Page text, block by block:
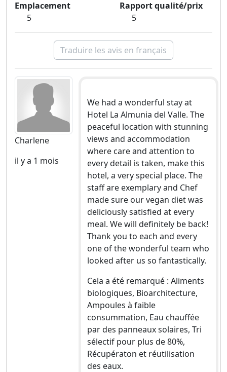
Emplacement
5
Rapport qualité/prix
5
Traduire les avis en français
Charlene
il y a 1 mois
We had a wonderful stay at
Hotel La Almunia del Valle. The
peaceful location with stunning
views and accommodation
where care and attention to
every detail is taken, make this
hotel, a very special place. The
staff are exemplary and Chef
made sure our vegan diet was
deliciously satisfied at every
meal. We will definitely be back!
Thank you to each and every
one of the wonderful team who
looked after us so fantastically.
Cela a été remarqué : Aliments
biologiques, Bioarchitecture,
Ampoules à faible
consummation, Eau chauffée
par des panneaux solaires, Tri
sélectif pour plus de 80%,
Récupératon et réutilisation
des eaux.